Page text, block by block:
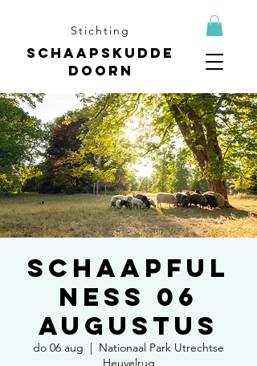
Schaapskudde
Doorn
Stichting
Schaapful
ness 06
augustus
do 06 aug
  |
Nationaal Park Utrechtse
Heuvelrug